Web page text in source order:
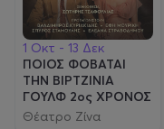
1 Οκτ - 13 Δεκ
ΠΟΙΟΣ ΦΟΒΑΤΑΙ
ΤΗΝ ΒΙΡΤΖΙΝΙΑ
ΓΟΥΛΦ 2ος ΧΡΟΝΟΣ
Θέατρο Ζίνα